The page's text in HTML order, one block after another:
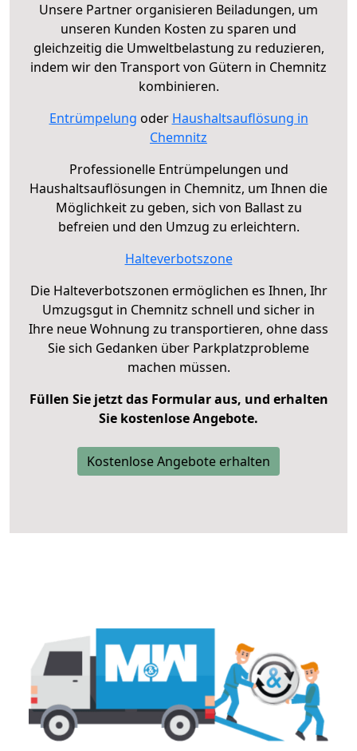
Unsere Partner organisieren Beiladungen, um
unseren Kunden Kosten zu sparen und
gleichzeitig die Umweltbelastung zu reduzieren,
indem wir den Transport von Gütern in Chemnitz
kombinieren.
Entrümpelung oder Haushaltsauflösung in
Chemnitz
Professionelle Entrümpelungen und
Haushaltsauflösungen in Chemnitz, um Ihnen die
Möglichkeit zu geben, sich von Ballast zu
befreien und den Umzug zu erleichtern.
Halteverbotszone
Die Halteverbotszonen ermöglichen es Ihnen, Ihr
Umzugsgut in Chemnitz schnell und sicher in
Ihre neue Wohnung zu transportieren, ohne dass
Sie sich Gedanken über Parkplatzprobleme
machen müssen.
Füllen Sie jetzt das Formular aus, und erhalten
Sie kostenlose Angebote.
Kostenlose Angebote erhalten